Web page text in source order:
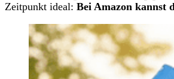
Zeitpunkt ideal: Bei Amazon kannst